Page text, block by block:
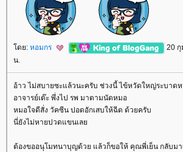
ดย: หอมกร
20
น.
อ้าว ไม่สบายซะแล้วนะครับ ช่วงนี้ ไข้หวัดใหญ่ระบา
อาจารย์เต๊ะ พึ่งไป รพ มาตามนัดหมอ
หมอใจดีสั่ง วัคซีน ปอดอักเสบให้ฉีด ด้วยครับ
นี่ยังไม่หายปวดแขนเล
ต้องขออนุโมทนาบุญด้วย แล้วก็ขอให้ คุณพี่เย็น กลับมา